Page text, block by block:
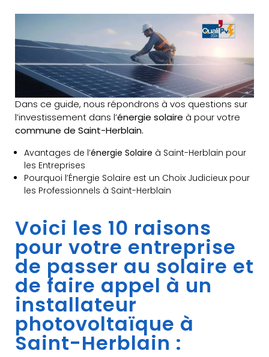
Dans ce guide, nous répondrons à vos questions sur
l’investissement dans l’énergie solaire à pour votre
commune de Saint-Herblain.
Avantages de l’énergie Solaire à Saint-Herblain pour
les Entreprises
Pourquoi l’Énergie Solaire est un Choix Judicieux pour
les Professionnels à Saint-Herblain
Voici les 10 raisons
pour votre entreprise
de passer au solaire et
de faire appel à un
installateur
photovoltaïque à
Saint-Herblain :